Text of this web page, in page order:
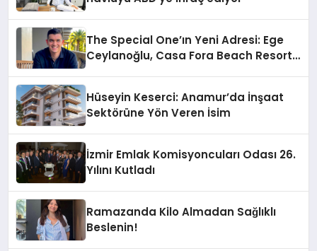
The Special One’ın Yeni Adresi: Ege
Ceylanoğlu, Casa Fora Beach Resort
Hüseyin Keserci: Anamur’da İnşaat
Sektörüne Yön Veren İsim
İzmir Emlak Komisyoncuları Odası 26.
Yılını Kutladı
Ramazanda Kilo Almadan Sağlıklı
Beslenin!